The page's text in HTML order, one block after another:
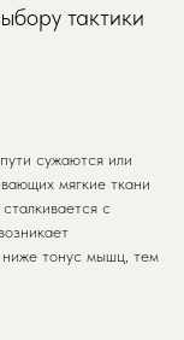
тактики
сужаются или
мягкие ткани
с
тонус мышц, тем